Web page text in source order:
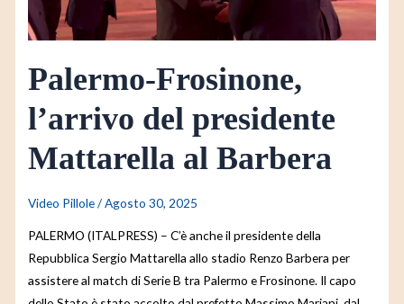
Palermo-Frosinone,
l’arrivo del presidente
Mattarella al Barbera
Video Pillole/Agosto 30, 2025
PALERMO (ITALPRESS) – C’è anche il presidente della
Repubblica Sergio Mattarella allo stadio Renzo Barbera per
assistere al match di Serie B tra Palermo e Frosinone. Il capo
Barbera